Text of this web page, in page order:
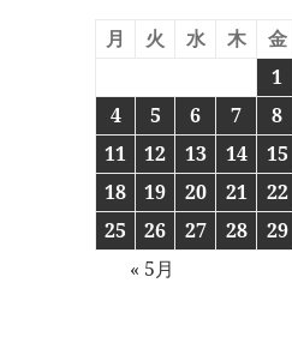
月 火 水 木 金
1
4
5 6 7 8
11
12 13 14 15
18
19 20 21 22
25
26 27 28 29
« 5月